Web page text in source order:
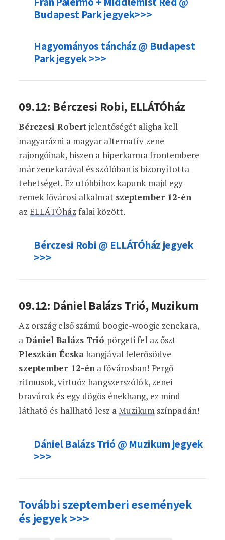
Budapest Park jegyek>>>
Hagyományos táncház @ Budapest
Park jegyek >>>
09.12: Bérczesi Robi, ELLÁTÓház
Bérczesi Robertjelentőségét aligha kell
magyarázni a magyar alternatív zene
rajongóinak, hiszen a hiperkarma frontembere
már zenekarával és szólóban is bizonyította
tehetséget. Ez utóbbihoz kapunk majd egy
remek fővárosi alkalmat szeptember 12-én
az ELLÁTÓház falai között.
Bérczesi Robi @ ELLÁTÓház jegyek
>>>
09.12: Dániel Balázs Trió, Muzikum
Az ország első számú boogie-woogie zenekara,
a Dániel Balázs Trió pörgeti fel az őszt
Pleszkán Écskahangjával felerősödve
szeptember 12-én a fővárosban! Pergő
ritmusok, virtuóz hangszerszólók, zenei
bravúrok és egy dögös énekhang, ez mind
látható és hallható lesz aMuzikumszínpadán!
Dániel Balázs Trió @ Muzikum jegyek
>>>
További szeptemberi események
és jegyek >>>